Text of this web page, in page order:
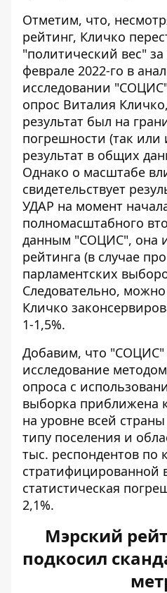
Отметим, что,
рейтинг, Кличко
"политический вес"
феврале 2022-го в
исследовании
опрос Виталия Кличко
результат был на
погрешности (так или
результат в общих
Однако о масштабе
свидетельствует
УДАР на момент
полномасштабного
данным "СОЦИС", она
рейтинга (в случае
парламентских
Следовательно, можно
Кличко
1-1,5%.
Добавим, что "СОЦИС"
исследование
опроса с
выборка приближена
на уровне всей
типу поселения и
тыс. респондентов по
стратифицированной
статистическая
2,1%.
Мэрский
подкосил